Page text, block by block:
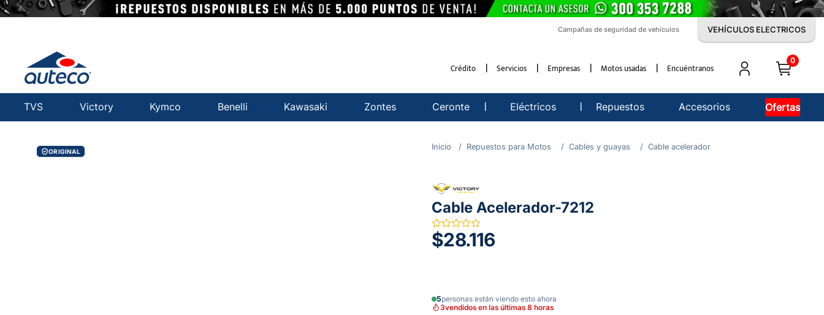
Campañas de seguridad de vehículos VEHÍCULOS ELECTRICOS
Crédito Servicios Empresas Motos usadas Encuéntranos
0
TVS Victory Kymco Benelli Kawasaki Zontes Ceronte Eléctricos Repuestos Accesorios Ofertas
ORIGINAL Repuestos para Motos Cables y guayas Cable acelerador
Cable Acelerador-7212
$28.116
5personas están viendo esto ahora
3vendidos en las últimas 8 horas